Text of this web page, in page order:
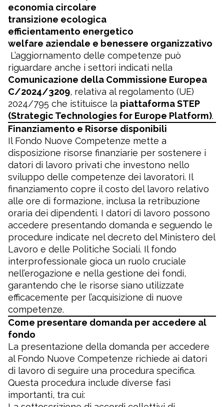
economia circolare
transizione ecologica
efficientamento energetico
welfare aziendale e benessere organizzativo
L’aggiornamento delle competenze può
riguardare anche i settori indicati nella
Comunicazione della Commissione Europea
C/2024/3209, relativa al regolamento (UE)
2024/795 che istituisce la piattaforma STEP
(Strategic Technologies for Europe Platform).
Finanziamento e Risorse disponibili
Il Fondo Nuove Competenze mette a
disposizione risorse finanziarie per sostenere i
datori di lavoro privati che investono nello
sviluppo delle competenze dei lavoratori. Il
finanziamento copre il costo del lavoro relativo
alle ore di formazione, inclusa la retribuzione
oraria dei dipendenti. I datori di lavoro possono
accedere presentando domanda e seguendo le
procedure indicate nel decreto del Ministero del
Lavoro e delle Politiche Sociali. Il fondo
interprofessionale gioca un ruolo cruciale
nell’erogazione e nella gestione dei fondi,
garantendo che le risorse siano utilizzate
efficacemente per l’acquisizione di nuove
competenze.
Come presentare domanda per accedere al
fondo
La presentazione della domanda per accedere
al Fondo Nuove Competenze richiede ai datori
di lavoro di seguire una procedura specifica.
Questa procedura include diverse fasi
importanti, tra cui: